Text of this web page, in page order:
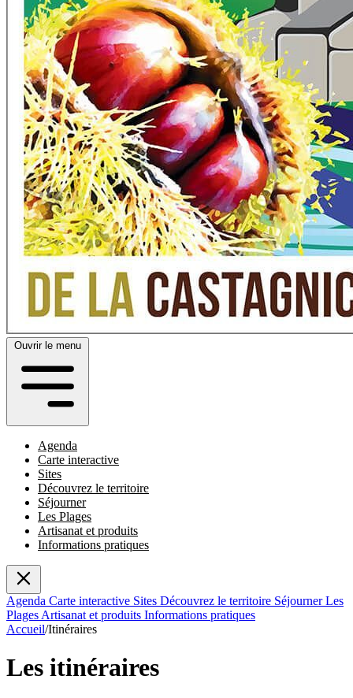
Ouvrir le menu
Agenda
Carte interactive
Sites
Découvrez le territoire
Séjourner
Les Plages
Artisanat et produits
Informations pratiques
Agenda Carte interactive Sites Découvrez le territoire SéjournerLes
Plages Artisanat et produits Informations pratiques
Accueil/Itinéraires
Les itinéraires